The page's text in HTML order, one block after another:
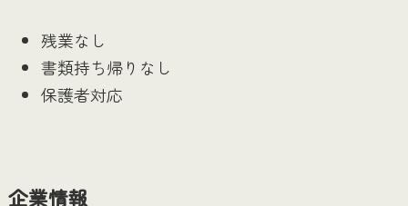
残業なし
書類持ち帰りなし
保護者対応
企業情報